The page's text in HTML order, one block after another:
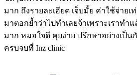
มาก​ ถึงรายละเอียด​ เจ็บมั้ย ค่าใช้จ่ายเ
มาตอกย้ำว่าไปทำเลยจ้าเพราะเราทำ
มาก​ หมอใจดี​ คุยง่าย​ ปรึกษาอย่างเป็น
ครบจบที่ Inz clinic​